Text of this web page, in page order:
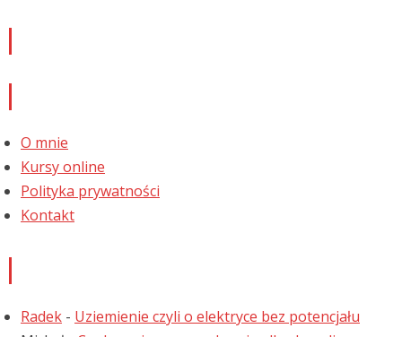
O mnie
Kursy online
Polityka prywatności
Kontakt
Radek - Uziemienie czyli o elektryce bez potencjału